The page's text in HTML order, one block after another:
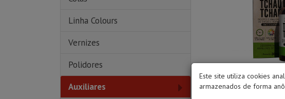
Linha Colours
Vernizes
Polidores
Auxiliares
TCHAU TCHAU
Este site utiliza cookies
armazenados de forma